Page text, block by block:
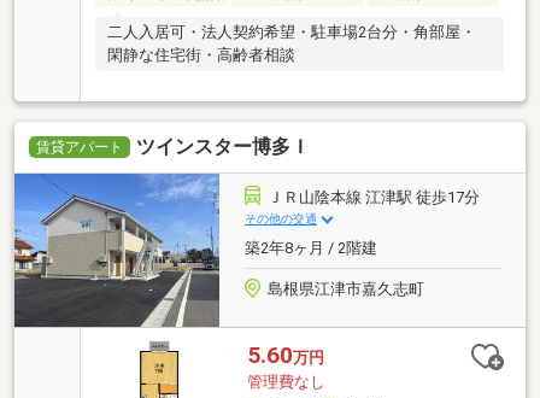
二人入居可・法人契約希望・駐車場2台分・角部屋・
閑静な住宅街・高齢者相談
賃貸アパート ツインスター博多Ｉ
ＪＲ山陰本線 江津駅 徒歩17分
その他の交通
築2年8ヶ月 / 2階建
島根県江津市嘉久志町
5.60万円
管理費なし